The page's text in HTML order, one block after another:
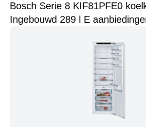
Bosch Serie 8 KIF81PFE0
Ingebouwd 289 l E